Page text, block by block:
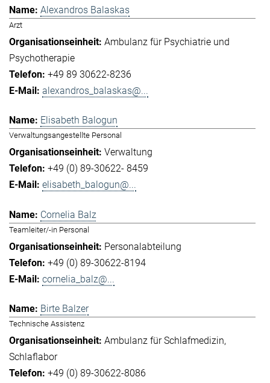
Alexandros Balaskas
Arzt
Ambulanz für Psychiatrie und
Psychotherapie
+49 89 30622-8236
alexandros_balaskas@...
Elisabeth Balogun
Verwaltungsangestellte Personal
Verwaltung
+49 (0) 89-30622- 8459
elisabeth_balogun@...
Cornelia Balz
Teamleiter/-in Personal
Personalabteilung
+49 (0) 89-30622-8194
cornelia_balz@...
Birte Balzer
Technische Assistenz
Ambulanz für Schlafmedizin
Schlaflabor
+49 (0) 89-30622-8086